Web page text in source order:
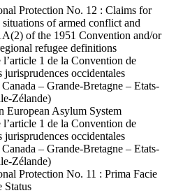
Protection No. 12 : Claims for
situations of armed conflict and
of the 1951 Convention and/or
refugee definitions
1 de la Convention de
jurisprudences occidentales
– Grande-Bretagne – Etats-
Zélande)
European Asylum System
1 de la Convention de
jurisprudences occidentales
– Grande-Bretagne – Etats-
Zélande)
Protection No. 11 : Prima Facie
Status